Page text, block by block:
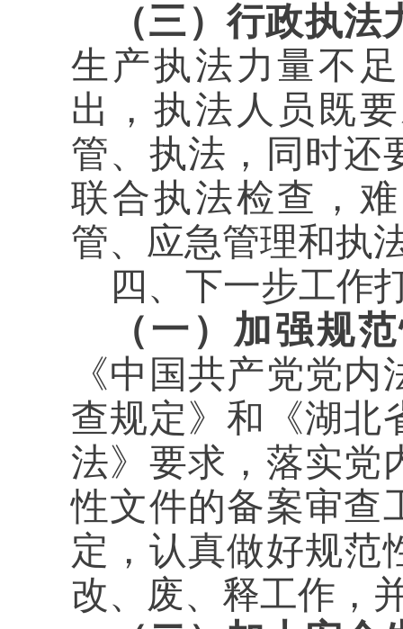
（三）行政执
生产执法力量不
出，执法人员既
管、执法，同时还
联合执法检查，
管、应急管理和执
四、下一步工作
（一）加强规
《中国共产党党
查规定》和《湖北
法》要求，落实党
性文件的备案审查
定，认真做好规范
改、废、释工作，